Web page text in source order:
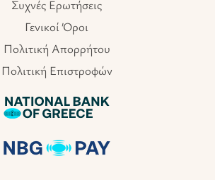
Συχνές Ερωτήσεις
Γενικοί Όροι
Πολιτική Απορρήτου
Πολιτική Επιστροφών